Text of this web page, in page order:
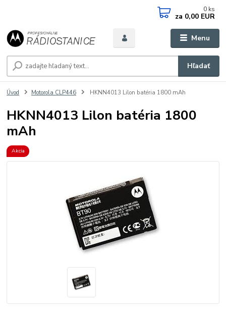
Menu
Hľadať
0 ks
za 0,00 EUR
Úvod Motorola CLP446 HKNN4013 Lilon batéria 1800 mAh
HKNN4013 Lilon batéria 1800
mAh
Akcia